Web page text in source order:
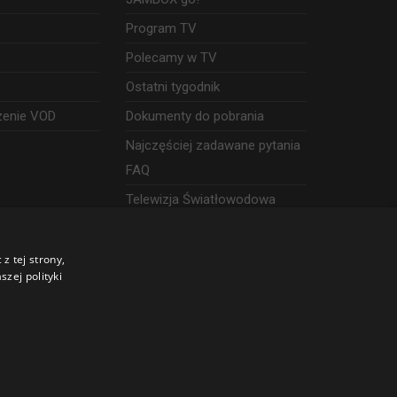
VOD
Program TV
Polecamy w TV
Ostatni tygodnik
Dokumenty do pobrania
Najczęściej zadawane pytania
FAQ
Telewizja Światłowodowa
z tej strony,
polityki